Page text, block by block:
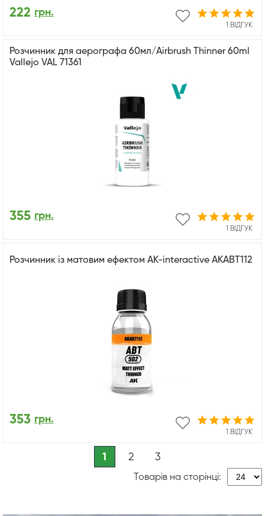
1 ВІДГУК
222 грн.
Розчинник для аерографа 60мл/Airbrush Thinner 60ml
Vallejo VAL 71361
1 ВІДГУК
355 грн.
Розчинник із матовим ефектом AK-interactive AKABT112
1 ВІДГУК
353 грн.
1 2 3
Товарів на сторінці: